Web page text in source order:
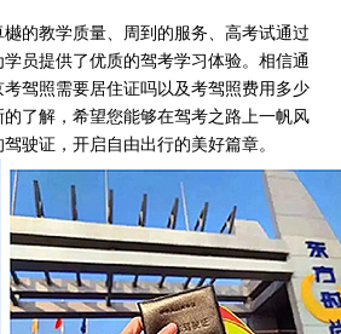
的教学质量、周到的服务、高考试通过
员提供了优质的驾考学习体验。相信通
驾照需要居住证吗以及考驾照费用多少
了解，希望您能够在驾考之路上一帆风
驶证，开启自由出行的美好篇章。